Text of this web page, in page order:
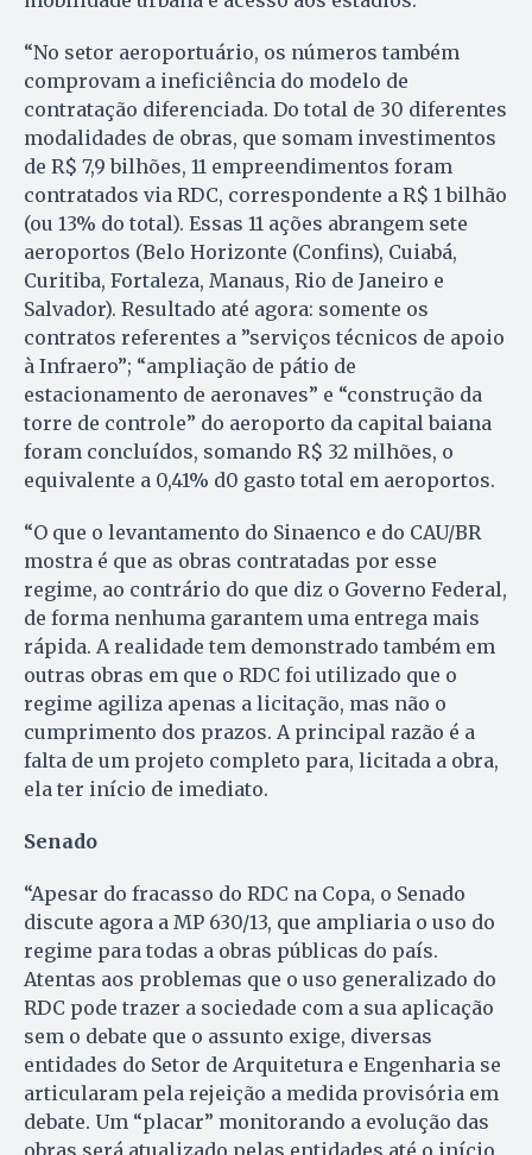
“No setor aeroportuário, os números também
comprovam a ineficiência do modelo de
contratação diferenciada. Do total de 30 diferentes
modalidades de obras, que somam investimentos
de R$ 7,9 bilhões, 11 empreendimentos foram
contratados via RDC, correspondente a R$ 1 bilhão
(ou 13% do total). Essas 11 ações abrangem sete
aeroportos (Belo Horizonte (Con­fins), Cuiabá,
Curitiba, Fortaleza, Manaus, Rio de Janeiro e
Salvador). Resultado até agora: somente os
contratos referentes a ”serviços técnicos de apoio
à Infraero”; “ampliação de pátio de
estacionamento de aeronaves” e “construção da
torre de controle” do aeroporto da capital baiana
foram concluídos, somando R$ 32 milhões, o
equivalente a 0,41% d0 gasto total em aeroportos.
“O que o levantamento do Sinaenco e do CAU/BR
mostra é que as obras contratadas por esse
regime, ao contrário do que diz o Governo Federal,
de forma nenhuma garantem uma entrega mais
rápida. A realidade tem demonstrado também em
outras obras em que o RDC foi utilizado que o
regime agiliza apenas a licitação, mas não o
cumprimento dos prazos. A principal razão é a
falta de um projeto completo para, licitada a obra,
ela ter início de imediato.
Senado
“Apesar do fracasso do RDC na Copa, o Senado
discute agora a MP 630/13, que ampliaria o uso do
regime para todas a obras públicas do país.
Atentas aos problemas que o uso generalizado do
RDC pode trazer a sociedade com a sua aplicação
sem o debate que o assunto exige, diversas
entidades do Setor de Arquitetura e Engenharia se
articularam pela rejeição a medida provisória em
debate. Um “placar” monitorando a evolução das
obras será atualizado pelas entidades até o início